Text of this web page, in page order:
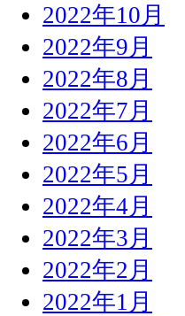
2022年10月
2022年9月
2022年8月
2022年7月
2022年6月
2022年5月
2022年4月
2022年3月
2022年2月
2022年1月